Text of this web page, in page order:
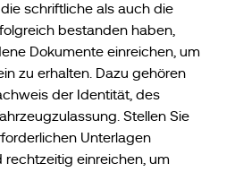
schriftliche als auch die
bestanden haben,
Dokumente einreichen, um
zu erhalten. Dazu gehören
der Identität, des
Stellen Sie
Unterlagen
einreichen, um